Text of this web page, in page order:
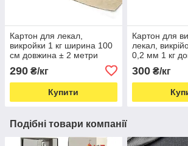
Картон для лекал,
викройки 1 кг ширина 100
см довжина ± 2 метри
290 ₴/кг
Купити
Картон для
лекал,
0,2 мм 1 кг
(5688)
300₴/кг
Подібні товари компанії